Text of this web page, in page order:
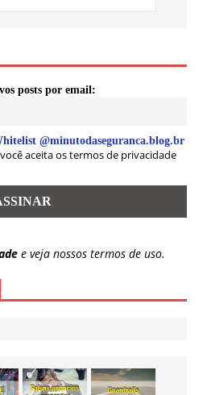
posts por email:
@minutodaseguranca.blog.br
aceita os termos de privacidade
e veja nossos termos de uso.